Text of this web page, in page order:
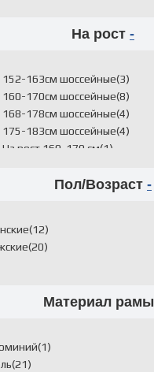
XS 49см рост 152-163см(2)
На рост -
152-163см шоссейные(3)
160-170см шоссейные(8)
168-178см шоссейные(4)
175-183см шоссейные(4)
На рост 160-170 см(1)
Пол/Возраст -
(12)
(20)
Материал рамы
(1)
(21)